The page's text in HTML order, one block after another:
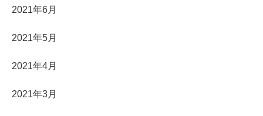
2021年6月
2021年5月
2021年4月
2021年3月